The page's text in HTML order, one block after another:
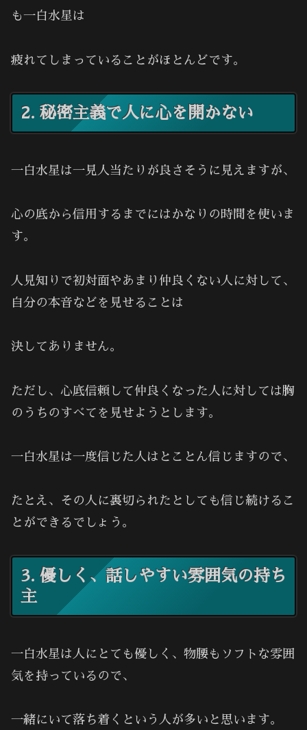
も一白水星は
疲れてしまっていることがほとんどです。
2. 秘密主義で人に心を開かない
一白水星は一見人当たりが良さそうに見えますが、
心の底から信用するまでにはかなりの時間を使いま
す。
人見知りで初対面やあまり仲良くない人に対して、
自分の本音などを見せることは
決してありません。
ただし、心底信頼して仲良くなった人に対しては胸
のうちのすべてを見せようとします。
一白水星は一度信じた人はとことん信じますので、
たとえ、その人に裏切られたとしても信じ続けるこ
とができるでしょう。
3. 優しく、話しやすい雰囲気の持ち
主
一白水星は人にとても優しく、物腰もソフトな雰囲
気を持っているので、
一緒にいて落ち着くという人が多いと思います。